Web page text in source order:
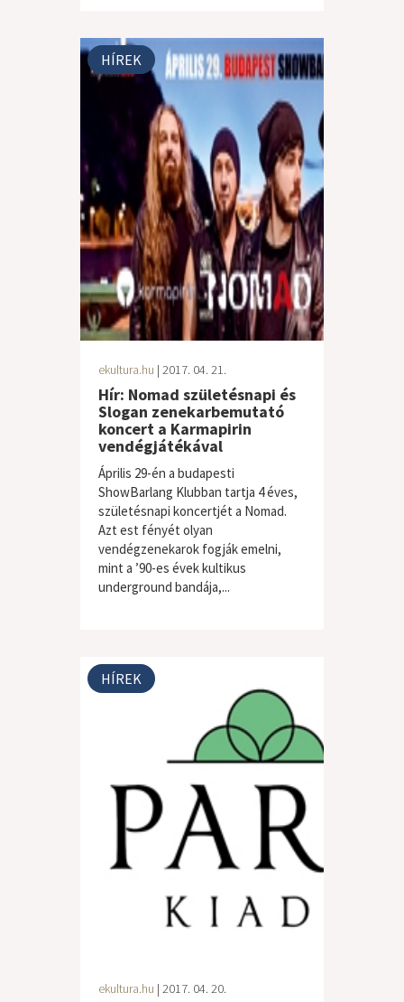
HÍREK
ekultura.hu | 2017. 04. 21.
Hír: Nomad születésnapi és
Slogan zenekarbemutató
koncert a Karmapirin
vendégjátékával
Április 29-én a budapesti
ShowBarlang Klubban tartja 4 éves,
születésnapi koncertjét a Nomad.
Azt est fényét olyan
vendégzenekarok fogják emelni,
mint a ’90-es évek kultikus
underground bandája,...
HÍREK
ekultura.hu | 2017. 04. 20.